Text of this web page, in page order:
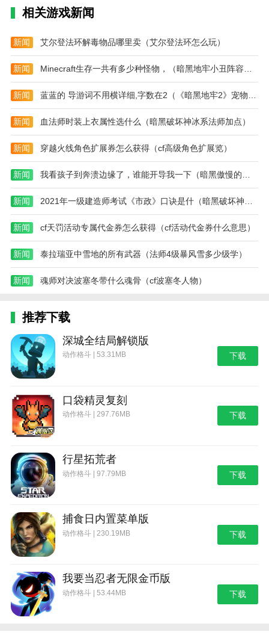
第二章 第三章
第四章
第五章 第六章
第七章
第八章 第九章
第十章
第十一章 第十二章
最终章节
热门搜索: 世界末日生存游戏攻略破解版(世界末日生存破解版最新
版无限金币下载)
野外生存的世界游戏攻略综合篇(模拟野外生存游戏大全)
相关游戏新闻
新闻 艾尔登法环解毒物品哪里卖（艾尔登法环怎么玩）
新闻
新闻
新闻 血法师时装上衣属性选什么（暗黑破坏神冰系法师加点）
新闻 穿越火线角色扩展券怎么获得（cf高级角色扩展览）
新闻
新闻
新闻 cf天罚活动专属代金券怎么获得（cf活动代金券什么意思）
新闻 泰拉瑞亚中雪地的所有武器（法师4级暴风雪多少级学）
新闻 魂师对决波塞冬带什么魂骨（cf波塞冬人物）
推荐下载
深城全结局解锁版
动作格斗 | 53.31MB 下载
口袋精灵复刻
动作格斗 | 297.76MB 下载
行星拓荒者
动作格斗 | 97.79MB 下载
捕食日内置菜单版
动作格斗 | 230.19MB 下载
我要当忍者无限金币版
动作格斗 | 53.44MB 下载